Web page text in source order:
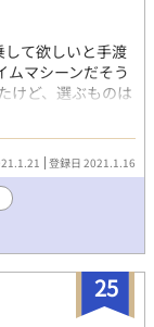
て欲しいと手渡
ムマシーンだそう
けど、選ぶものは
介 ■イーグル＝デ
高い身長。タレ目
病院の若き外科部
ただけあって、鍛
黒髪 碧眼 ツリ
いが、綺麗な筋
るくらいの戦闘
イラストは自分の
登録日 2021.1.16
25